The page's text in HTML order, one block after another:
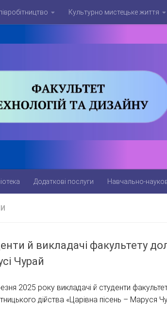
Культурно мистецьке життя
Додаткові послуги Навчально-
й викладачі факультету
Чурай
2025 року викладачі й студенти
дійства «Царівна пісень – Маруся